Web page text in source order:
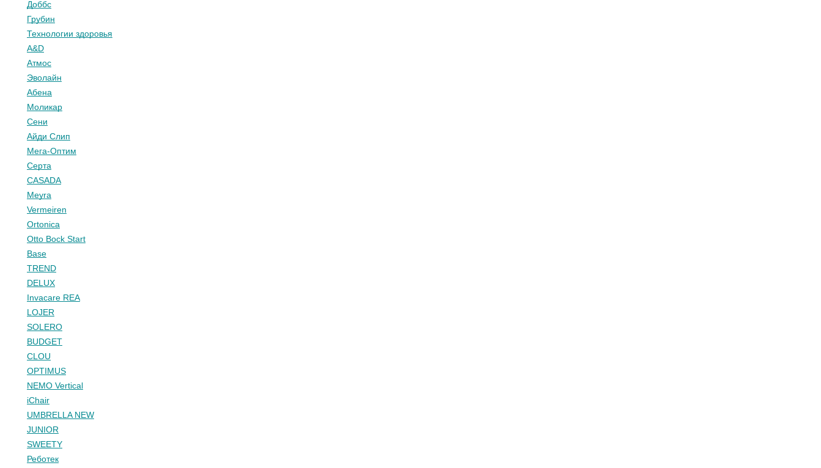
Доббс
Грубин
Технологии здоровья
A&D
Атмос
Эволайн
Абена
Моликар
Сени
Айди Слип
Мега-Оптим
Серта
CASADA
Meyra
Vermeiren
Ortonica
Otto Bock Start
Base
TREND
DELUX
Invacare REA
LOJER
SOLERO
BUDGET
CLOU
OPTIMUS
NEMO Vertical
iChair
UMBRELLA NEW
JUNIOR
SWEETY
Реботек